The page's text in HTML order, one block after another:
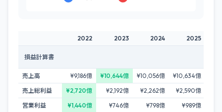
2022 2023 2024 2025
損益計算書
売上高 ¥9,186億 ¥10,644億 ¥10,056億
¥10,634億
売上総利益
¥2,720億 ¥2,192億 ¥2,262億
¥2,590億
営業利益
¥1,440億 ¥746億 ¥798億
¥989億